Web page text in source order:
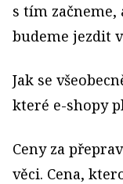
s tím
budeme jezdit
Jak se
které e-shopy
Ceny za
věci. Cena,